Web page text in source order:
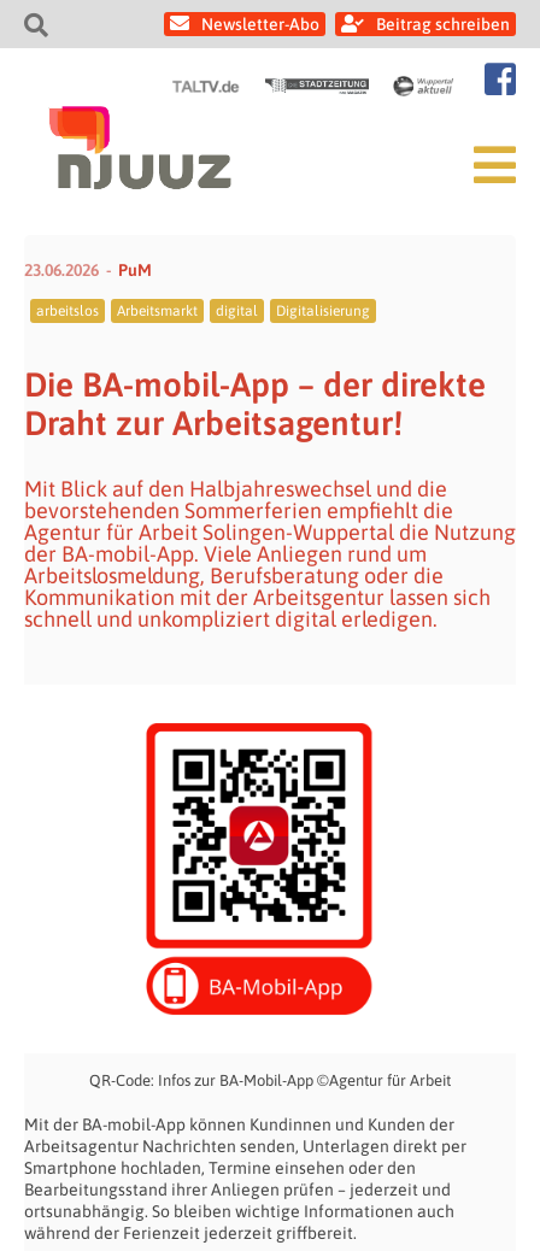
Newsletter-Abo Beitrag schreiben
23.06.2026 PuM
arbeitslos Arbeitsmarkt digital Digitalisierung
Die BA-mobil-App – der direkte
Draht zur Arbeitsagentur!
Mit Blick auf den Halbjahreswechsel und die
bevorstehenden Sommerferien empfiehlt die
Agentur für Arbeit Solingen-Wuppertal die Nutzung
der BA-mobil-App. Viele Anliegen rund um
Arbeitslosmeldung, Berufsberatung oder die
Kommunikation mit der Arbeitsgentur lassen sich
schnell und unkompliziert digital erledigen.
QR-Code: Infos zur BA-Mobil-App ©Agentur für Arbeit
Mit der BA-mobil-App können Kundinnen und Kunden der
Arbeitsagentur Nachrichten senden, Unterlagen direkt per
Smartphone hochladen, Termine einsehen oder den
Bearbeitungsstand ihrer Anliegen prüfen – jederzeit und
ortsunabhängig. So bleiben wichtige Informationen auch
während der Ferienzeit jederzeit griffbereit.